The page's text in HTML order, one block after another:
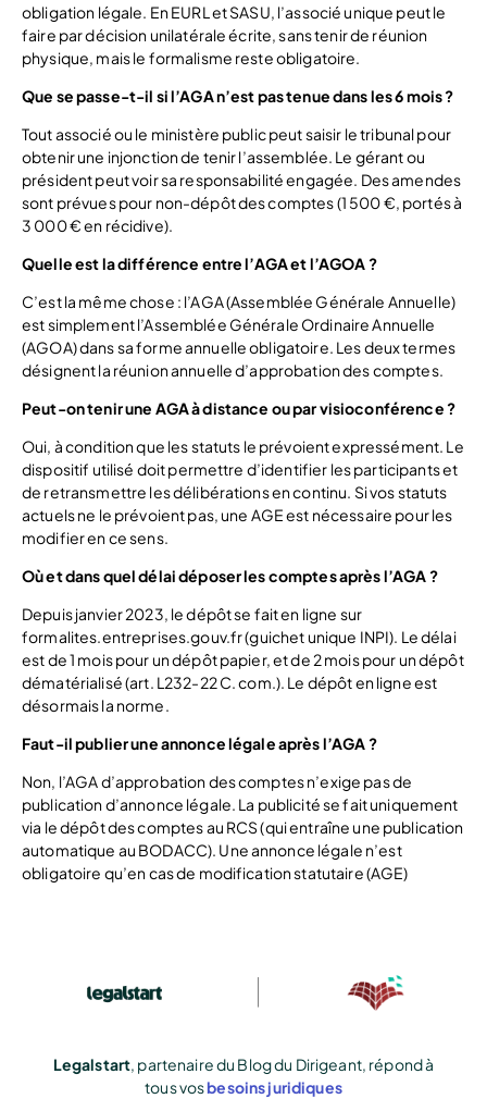
obligation légale. En EURL et SASU, l’associé unique peut le
faire par décision unilatérale écrite, sans tenir de réunion
physique, mais le formalisme reste obligatoire.
Que se passe-t-il si l’AGA n’est pas tenue dans les 6 mois ?
Tout associé ou le ministère public peut saisir le tribunal pour
obtenir une injonction de tenir l’assemblée. Le gérant ou
président peut voir sa responsabilité engagée. Des amendes
sont prévues pour non-dépôt des comptes (1 500 €, portés à
3 000 € en récidive).
Quelle est la différence entre l’AGA et l’AGOA ?
C’est la même chose : l’AGA (Assemblée Générale Annuelle)
est simplement l’Assemblée Générale Ordinaire Annuelle
(AGOA) dans sa forme annuelle obligatoire. Les deux termes
désignent la réunion annuelle d’approbation des comptes.
Peut-on tenir une AGA à distance ou par visioconférence ?
Oui, à condition que les statuts le prévoient expressément. Le
dispositif utilisé doit permettre d’identifier les participants et
de retransmettre les délibérations en continu. Si vos statuts
actuels ne le prévoient pas, une AGE est nécessaire pour les
modifier en ce sens.
Où et dans quel délai déposer les comptes après l’AGA ?
Depuis janvier 2023, le dépôt se fait en ligne sur
formalites.entreprises.gouv.fr (guichet unique INPI). Le délai
est de 1 mois pour un dépôt papier, et de 2 mois pour un dépôt
dématérialisé (art. L232-22 C. com.). Le dépôt en ligne est
désormais la norme.
Faut-il publier une annonce légale après l’AGA ?
Non, l’AGA d’approbation des comptes n’exige pas de
publication d’annonce légale. La publicité se fait uniquement
via le dépôt des comptes au RCS (qui entraîne une publication
automatique au BODACC). Une annonce légale n’est
obligatoire qu’en cas de modification statutaire (AGE)
Legalstart, partenaire du Blog du Dirigeant, répond à
tous vosbesoins juridiques